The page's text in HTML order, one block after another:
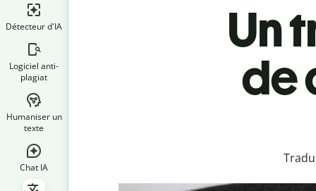
Détecteur d'IA
Logiciel anti-
plagiat
Humaniser un
texte
Chat IA
Un
de